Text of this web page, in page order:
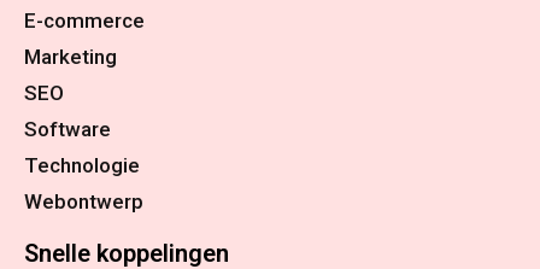
E-commerce
Marketing
SEO
Software
Technologie
Webontwerp
Snelle koppelingen